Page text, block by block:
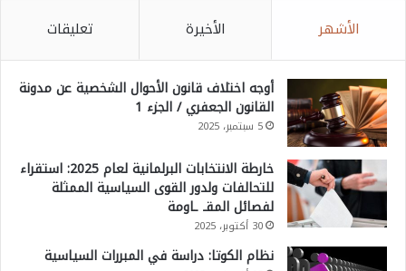
الأشهر الأخيرة تعليقات
أوجه اختلاف قانون الأحوال الشخصية عن مدونة
القانون الجعفري / الجزء 1
5 سبتمبر، 2025
خارطة الانتخابات البرلمانية لعام 2025: استقراء
للتحالفات ولدور القوى السياسية الممثلة
لفصائل المقـ ـاومة
30 أكتوبر، 2025
نظام الكوتا: دراسة في المبررات السياسية